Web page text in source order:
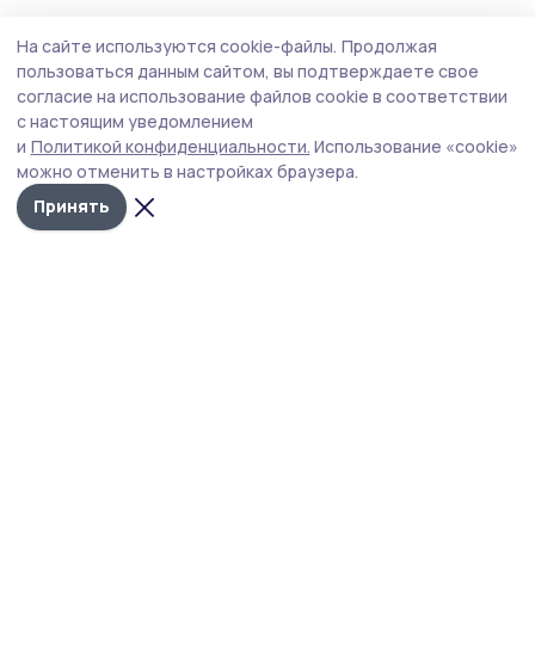
Клуб «Тепло маминых рук» открыли в
Мичуринском округе
Клуб стал седьмой площадкой, созданной в
муниципалитетах Тамбовской области по инициативе
филиала фонда «Защитники Отечества».
На сайте используются cookie-файлы. Продолжая
пользоваться данным сайтом, вы подтверждаете свое
согласие на использование файлов cookie в соответствии
с настоящим уведомлением
и Политикой конфиденциальности. Использование «cookie»
можно отменить в настройках браузера.
Принять